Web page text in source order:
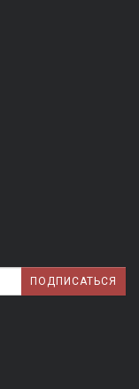
ПОДПИСАТЬСЯ